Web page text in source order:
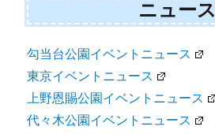
ニュース
勾当台公園イベントニュース
東京イベントニュース
上野恩賜公園イベントニュース
代々木公園イベントニュース